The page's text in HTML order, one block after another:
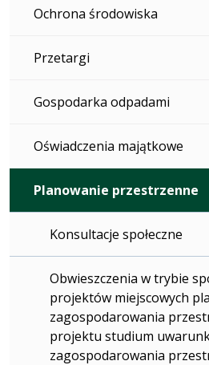
Ochrona środowiska
Przetargi
Gospodarka odpadami
Oświadczenia majątkowe
Planowanie przestrzenne
Konsultacje społeczne
Obwieszczenia w trybie
projektów miejscowych
zagospodarowania
projektu studium
zagospodarowania